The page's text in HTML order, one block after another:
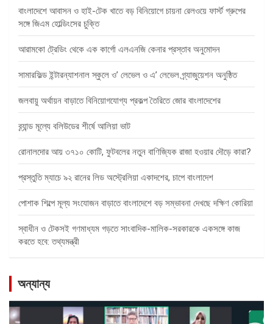
বাংলাদেশে আবাসন ও হাই-টেক খাতে বড় বিনিয়োগে চায়না রেলওয়ে ফার্স্ট গ্রুপের
সঙ্গে জিএম হোল্ডিংসের চুক্তি
আরামকো ট্রেডিং থেকে এক কার্গো এলএনজি কেনার প্রস্তাব অনুমোদন
সামারফিল্ড ইন্টারন্যাশনাল স্কুলে ও’ লেভেল ও এ’ লেভেল গ্র্যাজুয়েশন অনুষ্ঠিত
জলবায়ু অর্থায়ন বাড়াতে বিনিয়োগযোগ্য প্রকল্প তৈরিতে জোর বাংলাদেশের
ব্র্যান্ড মূল্যে বলিউডের শীর্ষে আলিয়া ভাট
রোনালদোর আয় ৩৭১০ কোটি, ফুটবলের নতুন বাণিজ্যিক রাজা হওয়ার দৌড়ে কারা?
প্রস্তুতি ম্যাচে ৯২ রানের লিড অস্ট্রেলিয়া একাদশের, চাপে বাংলাদেশ
পোশাক শিল্পে মূল্য সংযোজন বাড়াতে বাংলাদেশে বড় সম্ভাবনা দেখছে দক্ষিণ কোরিয়া
স্বাধীন ও টেকসই গণমাধ্যম গড়তে সাংবাদিক-মালিক-সরকারকে একসঙ্গে কাজ
করতে হবে: তথ্যমন্ত্রী
অন্যান্য